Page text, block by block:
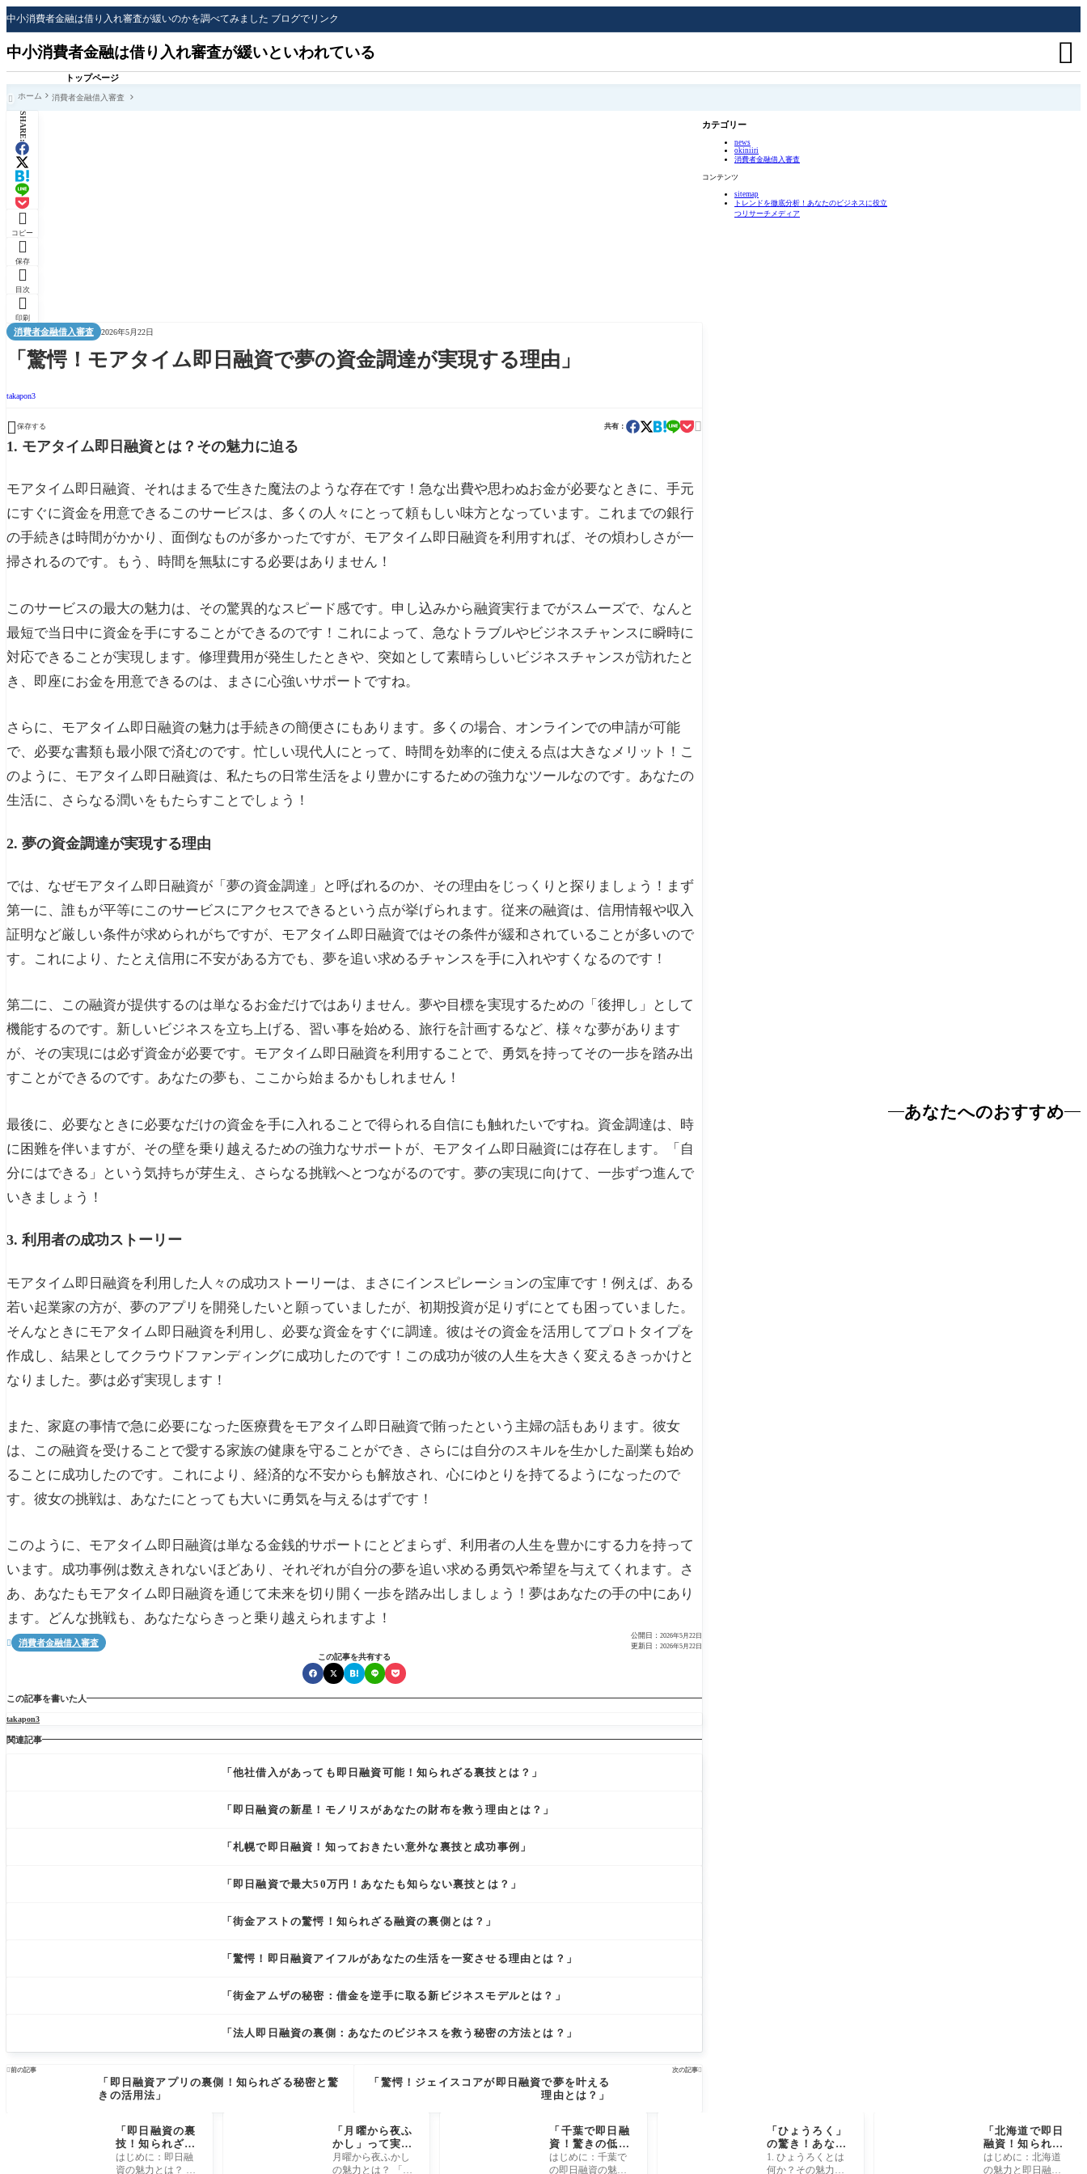
中小消費者金融は借り入れ審査が緩いのかを調べてみました ブログでリンク
中小消費者金融は借り入れ審査が緩いといわれている
トップページ

 ホーム 消費者金融借入審査
SHARE:

コピー

保存

目次

印刷
消費者金融借入審査 2026年5月22日
「驚愕！モアタイム即日融資で夢の資金調達が実現する理由」
takapon3
 保存する 共有： 
1. モアタイム即日融資とは？その魅力に迫る
モアタイム即日融資、それはまるで生きた魔法のような存在です！急な出費や思わぬお金が必要なときに、手元
にすぐに資金を用意できるこのサービスは、多くの人々にとって頼もしい味方となっています。これまでの銀行
の手続きは時間がかかり、面倒なものが多かったですが、モアタイム即日融資を利用すれば、その煩わしさが一
掃されるのです。もう、時間を無駄にする必要はありません！
このサービスの最大の魅力は、その驚異的なスピード感です。申し込みから融資実行までがスムーズで、なんと
最短で当日中に資金を手にすることができるのです！これによって、急なトラブルやビジネスチャンスに瞬時に
対応できることが実現します。修理費用が発生したときや、突如として素晴らしいビジネスチャンスが訪れたと
き、即座にお金を用意できるのは、まさに心強いサポートですね。
さらに、モアタイム即日融資の魅力は手続きの簡便さにもあります。多くの場合、オンラインでの申請が可能
で、必要な書類も最小限で済むのです。忙しい現代人にとって、時間を効率的に使える点は大きなメリット！こ
のように、モアタイム即日融資は、私たちの日常生活をより豊かにするための強力なツールなのです。あなたの
生活に、さらなる潤いをもたらすことでしょう！
2. 夢の資金調達が実現する理由
では、なぜモアタイム即日融資が「夢の資金調達」と呼ばれるのか、その理由をじっくりと探りましょう！まず
第一に、誰もが平等にこのサービスにアクセスできるという点が挙げられます。従来の融資は、信用情報や収入
証明など厳しい条件が求められがちですが、モアタイム即日融資ではその条件が緩和されていることが多いので
す。これにより、たとえ信用に不安がある方でも、夢を追い求めるチャンスを手に入れやすくなるのです！
第二に、この融資が提供するのは単なるお金だけではありません。夢や目標を実現するための「後押し」として
機能するのです。新しいビジネスを立ち上げる、習い事を始める、旅行を計画するなど、様々な夢があります
が、その実現には必ず資金が必要です。モアタイム即日融資を利用することで、勇気を持ってその一歩を踏み出
すことができるのです。あなたの夢も、ここから始まるかもしれません！
最後に、必要なときに必要なだけの資金を手に入れることで得られる自信にも触れたいですね。資金調達は、時
に困難を伴いますが、その壁を乗り越えるための強力なサポートが、モアタイム即日融資には存在します。「自
分にはできる」という気持ちが芽生え、さらなる挑戦へとつながるのです。夢の実現に向けて、一歩ずつ進んで
いきましょう！
3. 利用者の成功ストーリー
モアタイム即日融資を利用した人々の成功ストーリーは、まさにインスピレーションの宝庫です！例えば、ある
若い起業家の方が、夢のアプリを開発したいと願っていましたが、初期投資が足りずにとても困っていました。
そんなときにモアタイム即日融資を利用し、必要な資金をすぐに調達。彼はその資金を活用してプロトタイプを
作成し、結果としてクラウドファンディングに成功したのです！この成功が彼の人生を大きく変えるきっかけと
なりました。夢は必ず実現します！
また、家庭の事情で急に必要になった医療費をモアタイム即日融資で賄ったという主婦の話もあります。彼女
は、この融資を受けることで愛する家族の健康を守ることができ、さらには自分のスキルを生かした副業も始め
ることに成功したのです。これにより、経済的な不安からも解放され、心にゆとりを持てるようになったので
す。彼女の挑戦は、あなたにとっても大いに勇気を与えるはずです！
このように、モアタイム即日融資は単なる金銭的サポートにとどまらず、利用者の人生を豊かにする力を持って
います。成功事例は数えきれないほどあり、それぞれが自分の夢を追い求める勇気や希望を与えてくれます。さ
あ、あなたもモアタイム即日融資を通じて未来を切り開く一歩を踏み出しましょう！夢はあなたの手の中にあり
ます。どんな挑戦も、あなたならきっと乗り越えられますよ！
 消費者金融借入審査
公開日： 2026年5月22日
更新日： 2026年5月22日
この記事を共有する
この記事を書いた人
takapon3
関連記事
「他社借入があっても即日融資可能！知られざる裏技とは？」
「即日融資の新星！モノリスがあなたの財布を救う理由とは？」
「札幌で即日融資！知っておきたい意外な裏技と成功事例」
「即日融資で最大50万円！あなたも知らない裏技とは？」
「街金アストの驚愕！知られざる融資の裏側とは？」
「驚愕！即日融資アイフルがあなたの生活を一変させる理由とは？」
「街金アムザの秘密：借金を逆手に取る新ビジネスモデルとは？」
「法人即日融資の裏側：あなたのビジネスを救う秘密の方法とは？」
前の記事
「即日融資アプリの裏側！知られざる秘密と驚
きの活用法」
次の記事
「驚愕！ジェイスコアが即日融資で夢を叶える
理由とは？」
カテゴリー
news
okiniiri
消費者金融借入審査
コンテンツ
sitemap
トレンドを徹底分析！あなたのビジネスに役立
つリサーチメディア
あなたへのおすすめ
「即日融資の裏
技！知られざる
方法でお金を手
に入れる！」
はじめに：即日融
資の魅力とは？ 即
「月曜から夜ふ
かし」って実は
人生を変える？
意外な効果と楽
月曜から夜ふかし
の魅力とは？ 「月
「千葉で即日融
資！驚きの低金
利とスピード審
査の秘密と
はじめに：千葉で
の即日融資の魅力
「ひょうろく」
の驚き！あなた
の知らない世界
がここにある！
1. ひょうろくとは
何か？その魅力に
「北海道で即日
融資！知られざ
る裏技と意外な
条件とは？」
はじめに：北海道
の魅力と即日融資